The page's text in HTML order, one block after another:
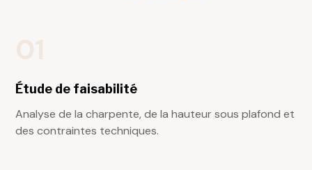
01
Étude de faisabilité
Analyse de la charpente, de la hauteur sous plafond et
des contraintes techniques.